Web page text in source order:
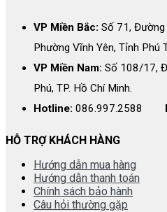
VP Miền Bắc: Số 71, Đường
Phường Vĩnh Yên, Tỉnh Phú
VP Miền Nam: Số 108/17,
Phú, TP. Hồ Chí Minh.
Hotline: 086.997.2588
HỖ TRỢ KHÁCH HÀNG
Hướng dẫn mua hàng
Hướng dẫn thanh toán
Chính sách bảo hành
Câu hỏi thường gặp